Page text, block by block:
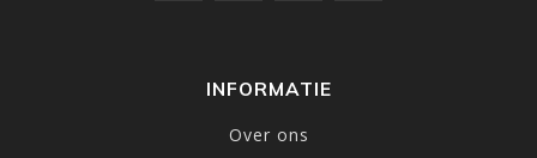
INFORMATIE
Over ons